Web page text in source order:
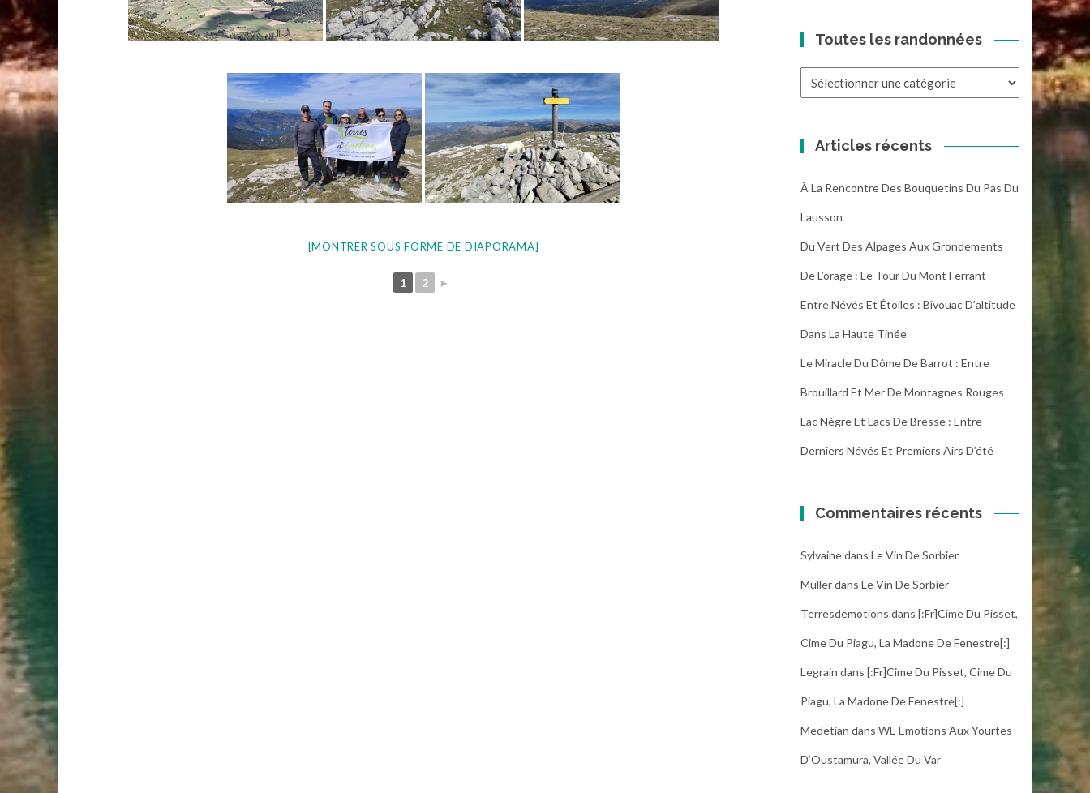
[MONTRER SOUS FORME DE DIAPORAMA]
1 2 ►
Toutes les randonnées
Articles récents
À La Rencontre Des Bouquetins Du Pas Du
Lausson
Du Vert Des Alpages Aux Grondements
De L’orage : Le Tour Du Mont Ferrant
Entre Névés Et Étoiles : Bivouac D’altitude
Dans La Haute Tinée
Le Miracle Du Dôme De Barrot : Entre
Brouillard Et Mer De Montagnes Rouges
Lac Nègre Et Lacs De Bresse : Entre
Derniers Névés Et Premiers Airs D’été
Commentaires récents
Sylvainedans Le Vin De Sorbier
Mullerdans Le Vin De Sorbier
Terresdemotions dans [:fr]Cime Du Pisset,
Cime Du Piagu, La Madone De Fenestre[:]
Legrain dans [:fr]Cime Du Pisset, Cime Du
Piagu, La Madone De Fenestre[:]
Medetian dans WE Emotions Aux Yourtes
D’Oustamura, Vallée Du Var